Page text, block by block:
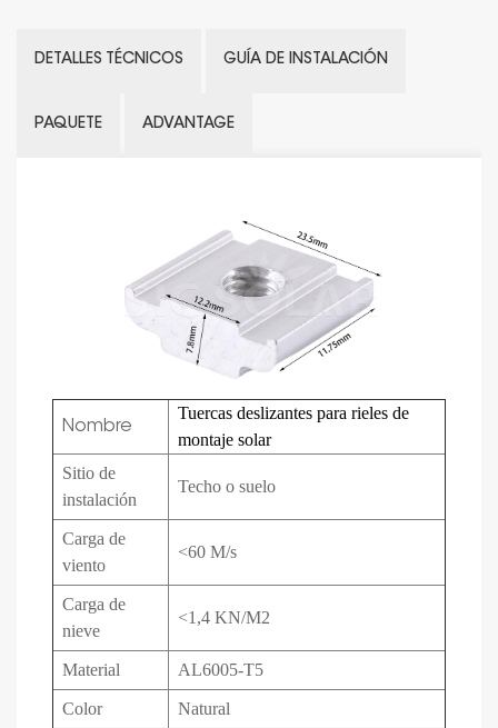
DETALLES TÉCNICOS GUÍA DE INSTALACIÓN
PAQUETE ADVANTAGE
Nombre
Tuercas deslizantes para rieles de
montaje solar
Sitio de
instalación
Techo o suelo
Carga de
viento
<60 M/s
Carga de
nieve
<1,4 KN/M2
Material AL6005-T5
Color Natural